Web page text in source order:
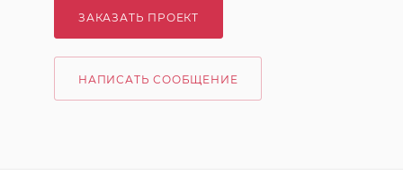
ЗАКАЗАТЬ ПРОЕКТ
НАПИСАТЬ СООБЩЕНИЕ